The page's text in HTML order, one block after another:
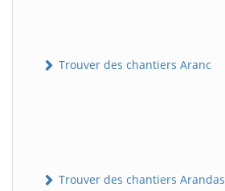
Trouver des chantiers Aranc
Trouver des chantiers Arandas